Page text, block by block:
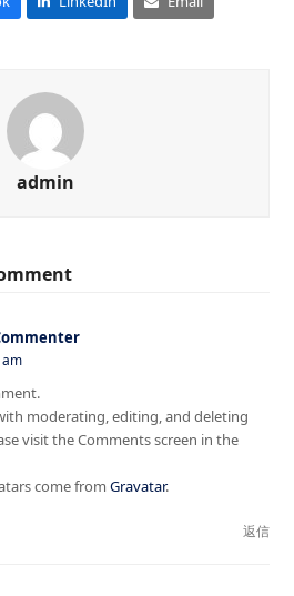
admin
am
moderating, editing, and deleting
visit the Comments screen in the
come fromGravatar.
返信